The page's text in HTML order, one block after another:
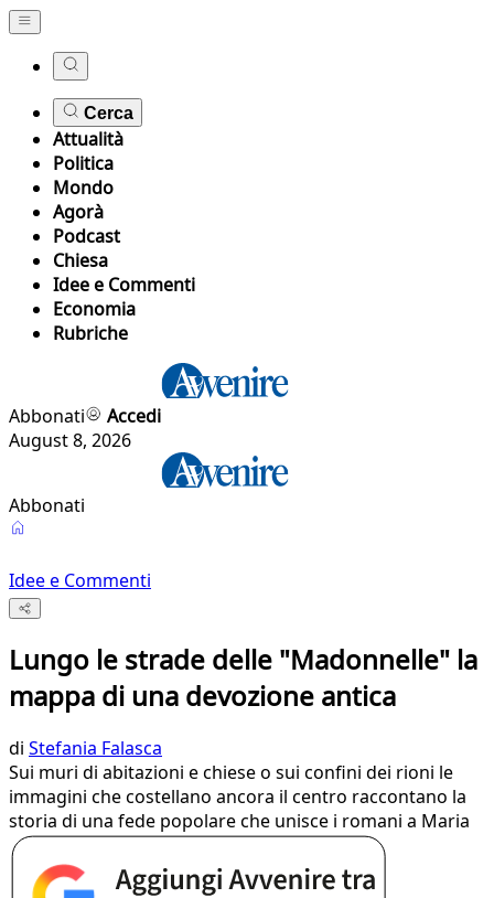
Cerca
Attualità
Politica
Mondo
Agorà
Podcast
Chiesa
Idee e Commenti
Economia
Rubriche
Abbonati
Accedi
August 8, 2026
Abbonati
Idee e Commenti
Lungo le strade delle "Madonnelle" la
mappa di una devozione antica
di Stefania Falasca
Sui muri di abitazioni e chiese o sui confini dei rioni le
immagini che costellano ancora il centro raccontano la
storia di una fede popolare che unisce i romani a Maria